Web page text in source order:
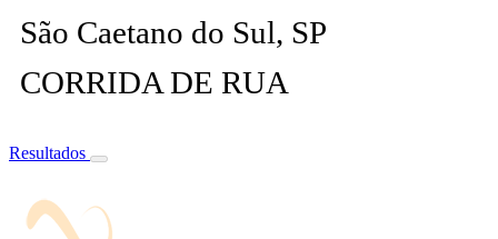
São Caetano do Sul, SP
CORRIDA DE RUA
Resultados